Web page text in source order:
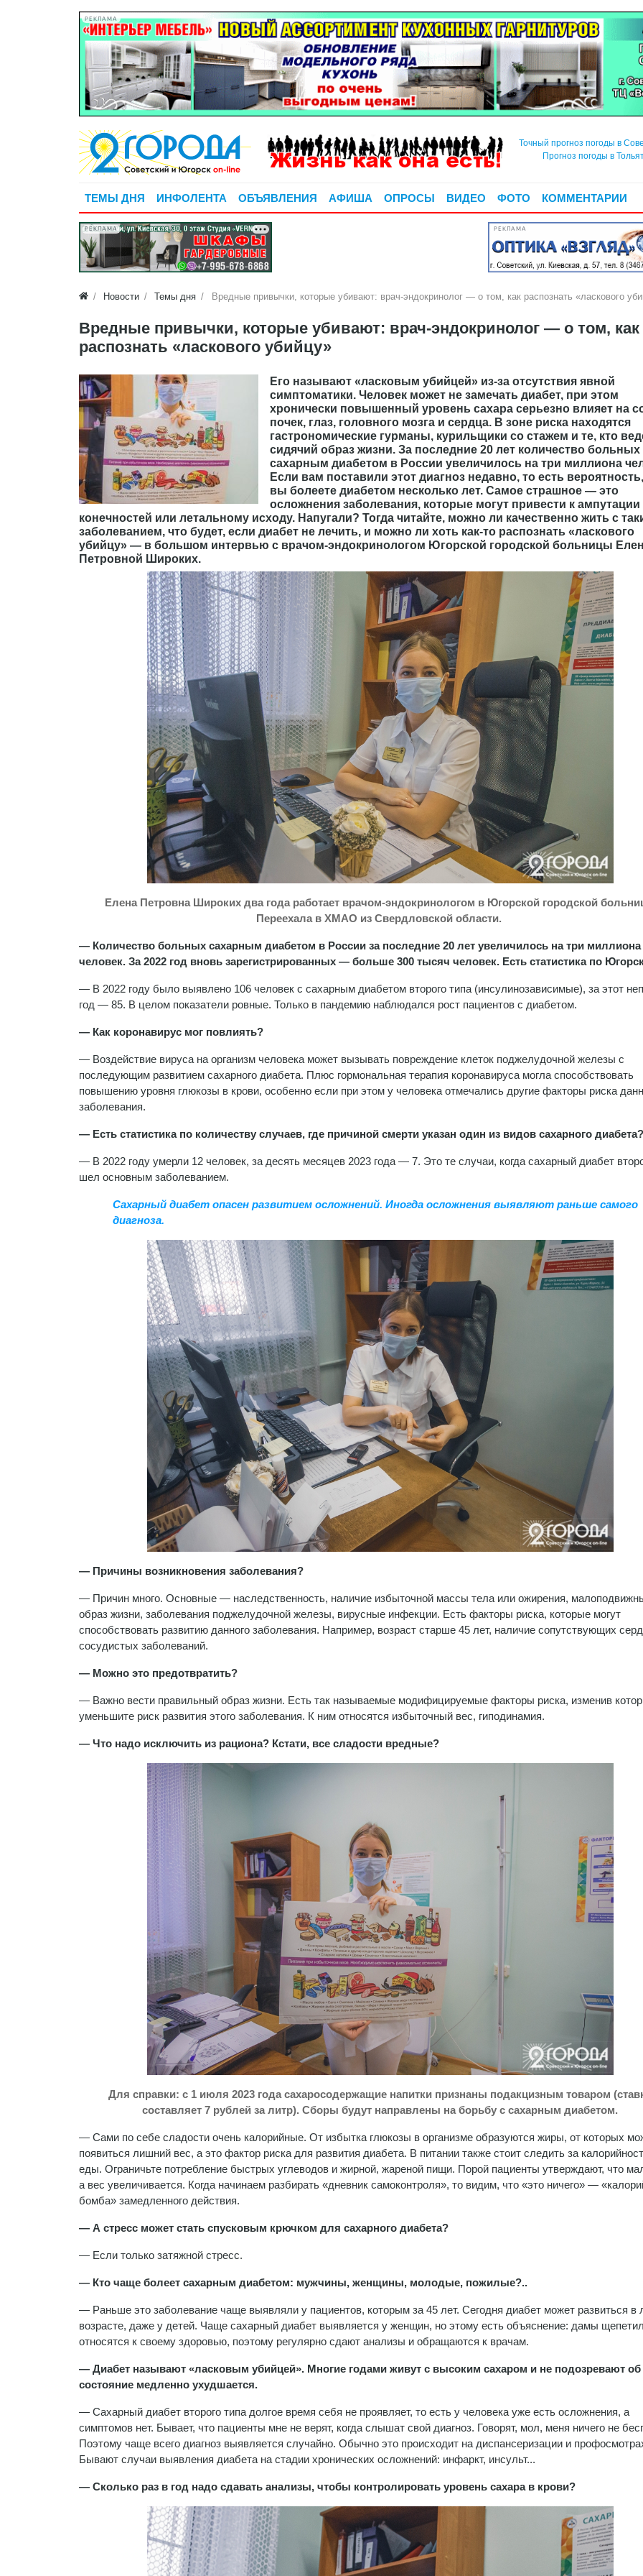
РЕКЛАМА
Точный прогноз погоды в
Прогноз погоды в
ТЕМЫ ДНЯ ИНФОЛЕНТА ОБЪЯВЛЕНИЯ АФИША ОПРОСЫ ВИДЕО ФОТО КОММЕНТАРИИ
РЕКЛАМА РЕКЛАМА
Новости Темы дня Вредные привычки, которые убивают: врач-эндокринолог — о том, как распознать «ласкового
Вредные привычки, которые убивают: врач-эндокринолог — о том, как
распознать «ласкового убийцу»
Его называют «ласковым убийцей» из-за отсутствия явной
симптоматики. Человек может не замечать диабет, при этом
хронически повышенный уровень сахара серьезно влияет на
почек, глаз, головного мозга и сердца. В зоне риска находятся
гастрономические гурманы, курильщики со стажем и те, кто
сидячий образ жизни. За последние 20 лет количество больных
сахарным диабетом в России увеличилось на три миллиона
Если вам поставили этот диагноз недавно, то есть
вы болеете диабетом несколько лет. Самое страшное — это
осложнения заболевания, которые могут привести к ампутации
конечностей или летальному исходу. Напугали? Тогда читайте, можно ли качественно жить с
заболеванием, что будет, если диабет не лечить, и можно ли хоть как-то распознать «ласкового
убийцу» — в большом интервью с врачом-эндокринологом Югорской городской больницы
Петровной Широких.
Елена Петровна Широких два года работает врачом-эндокринологом в Югорской городской
Переехала в ХМАО из Свердловской области.
— Количество больных сахарным диабетом в России за последние 20 лет увеличилось на три миллиона
человек. За 2022 год вновь зарегистрированных — больше 300 тысяч человек. Есть статистика по
— В 2022 году было выявлено 106 человек с сахарным диабетом второго типа (инсулинозависимые), за этот
год — 85. В целом показатели ровные. Только в пандемию наблюдался рост пациентов с диабетом.
— Как коронавирус мог повлиять?
— Воздействие вируса на организм человека может вызывать повреждение клеток поджелудочной железы с
последующим развитием сахарного диабета. Плюс гормональная терапия коронавируса могла способствовать
повышению уровня глюкозы в крови, особенно если при этом у человека отмечались другие факторы риска
заболевания.
— Есть статистика по количеству случаев, где причиной смерти указан один из видов сахарного
— В 2022 году умерли 12 человек, за десять месяцев 2023 года — 7. Это те случаи, когда сахарный диабет
шел основным заболеванием.
Сахарный диабет опасен развитием осложнений. Иногда осложнения выявляют раньше самого
диагноза.
— Причины возникновения заболевания?
— Причин много. Основные — наследственность, наличие избыточной массы тела или ожирения,
образ жизни, заболевания поджелудочной железы, вирусные инфекции. Есть факторы риска, которые могут
способствовать развитию данного заболевания. Например, возраст старше 45 лет, наличие сопутствующих
сосудистых заболеваний.
— Можно это предотвратить?
— Важно вести правильный образ жизни. Есть так называемые модифицируемые факторы риска, изменив
уменьшите риск развития этого заболевания. К ним относятся избыточный вес, гиподинамия.
— Что надо исключить из рациона? Кстати, все сладости вредные?
Для справки: с 1 июля 2023 года сахаросодержащие напитки признаны подакцизным товаром
составляет 7 рублей за литр). Сборы будут направлены на борьбу с сахарным диабетом.
— Сами по себе сладости очень калорийные. От избытка глюкозы в организме образуются жиры, от которых
появиться лишний вес, а это фактор риска для развития диабета. В питании также стоит следить за
еды. Ограничьте потребление быстрых углеводов и жирной, жареной пищи. Порой пациенты утверждают, что
а вес увеличивается. Когда начинаем разбирать «дневник самоконтроля», то видим, что «это ничего» —
бомба» замедленного действия.
— А стресс может стать спусковым крючком для сахарного диабета?
— Если только затяжной стресс.
— Кто чаще болеет сахарным диабетом: мужчины, женщины, молодые, пожилые?..
— Раньше это заболевание чаще выявляли у пациентов, которым за 45 лет. Сегодня диабет может развиться в
возрасте, даже у детей. Чаще сахарный диабет выявляется у женщин, но этому есть объяснение: дамы
относятся к своему здоровью, поэтому регулярно сдают анализы и обращаются к врачам.
— Диабет называют «ласковым убийцей». Многие годами живут с высоким сахаром и не подозревают об
состояние медленно ухудшается.
— Сахарный диабет второго типа долгое время себя не проявляет, то есть у человека уже есть осложнения, а
симптомов нет. Бывает, что пациенты мне не верят, когда слышат свой диагноз. Говорят, мол, меня ничего не
Поэтому чаще всего диагноз выявляется случайно. Обычно это происходит на диспансеризации и
Бывают случаи выявления диабета на стадии хронических осложнений: инфаркт, инсульт...
— Сколько раз в год надо сдавать анализы, чтобы контролировать уровень сахара в крови?